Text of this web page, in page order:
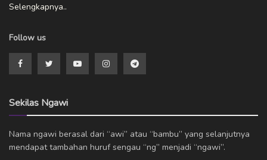
Selengkapnya..
Follow us
Sekilas Ngawi
Nama ngawi berasal dari “awi” atau “bambu” yang selanjutnya
mendapat tambahan huruf sengau “ng” menjadi “ngawi”.